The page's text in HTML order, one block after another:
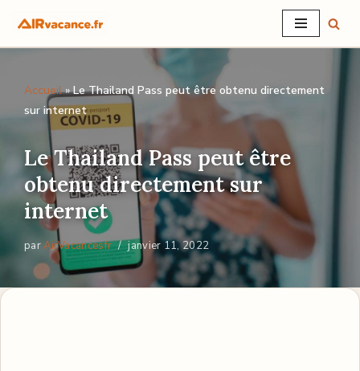
Aller
contenu
Accueil»Le Thailand Pass peut être obtenu directement
sur internet
Le Thailand Pass peut être
obtenu directement sur
internet
parAirVacancesfr janvier 11, 2022